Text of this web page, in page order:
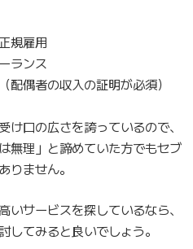
規雇用
ランス
配偶者の収入の証明が必須）
口の広さを誇っているので、
無理」と諦めていた方でもセブ
りません。
サービスを探しているなら、
してみると良いでしょう。